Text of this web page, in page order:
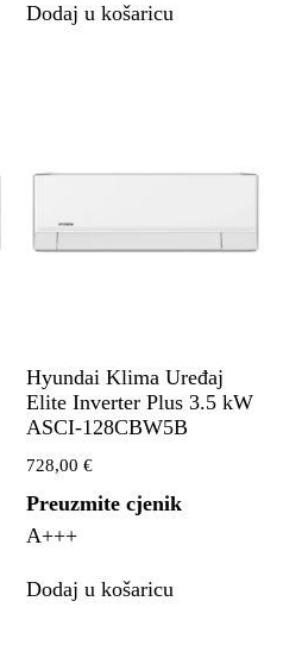
Dodaj u košaricu
Hyundai Klima Uređaj
Elite Inverter Plus 3.5 kW
ASCI-128CBW5B
728,00€
Preuzmite cjenik
A+++
Dodaj u košaricu